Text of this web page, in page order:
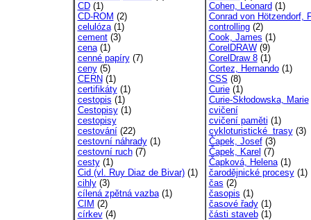
CD(1)
CD-ROM (2)
celulóza(1)
cement(3)
cena(1)
cenné papíry(7)
ceny(5)
CERN (1)
certifikáty(1)
cestopis (1)
Cestopisy(1)
cestopisy
cestování(22)
cestovní náhrady(1)
cestovní ruch(7)
cesty(1)
Cid (vl. Ruy Diaz de Bivar)(1)
cihly(3)
cílená zpětná vazba(1)
CIM (2)
církev(4)
Cohen, Leonard (1)
Conrad von Hötzendorf,
controlling(2)
Cook, James (1)
CorelDRAW(9)
CorelDraw 8(1)
Cortez, Hernando(1)
CSS (8)
Curie(1)
Curie-Skłodowska, Marie
cvičení
cvičení paměti (1)
cykloturistické trasy(3)
Čapek, Josef(3)
Čapek, Karel (7)
Čapková, Helena(1)
čarodějnické procesy(1)
čas (2)
časopis (1)
časové řady(1)
části staveb(1)